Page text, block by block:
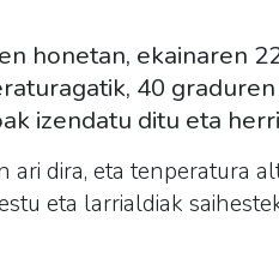
honetan, ekainaren
40
izendatu ditu eta
ari dira, eta tenperatura
eta larrialdiak